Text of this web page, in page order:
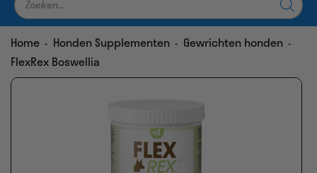
zoeken
Home - Honden Supplementen - Gewrichten honden -
FlexRex Boswellia